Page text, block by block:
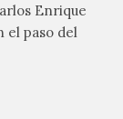
Enrique
el paso del